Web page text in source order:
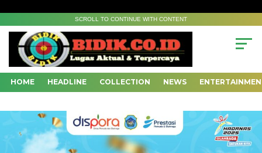
SCROLL TO CONTINUE WITH CONTENT
HOME HEADLINE COLLECTION NEWS